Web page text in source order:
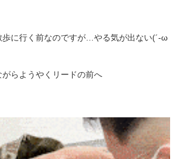
歩に行く前なのですが…やる気が出ない(´-ω
らようやくリードの前へ